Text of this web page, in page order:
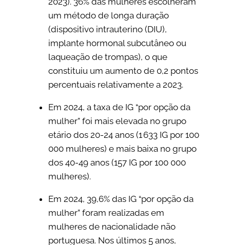
um método de longa duração
(dispositivo intrauterino (DIU),
implante hormonal subcutâneo ou
laqueação de trompas), o que
constituiu um aumento de 0,2 pontos
percentuais relativamente a 2023.
Em 2024, a taxa de IG “por opção da
mulher” foi mais elevada no grupo
etário dos 20-24 anos (1 633 IG por 100
000 mulheres) e mais baixa no grupo
dos 40-49 anos (157 IG por 100 000
mulheres).
Em 2024, 39,6% das IG “por opção da
mulher” foram realizadas em
mulheres de nacionalidade não
portuguesa. Nos últimos 5 anos,